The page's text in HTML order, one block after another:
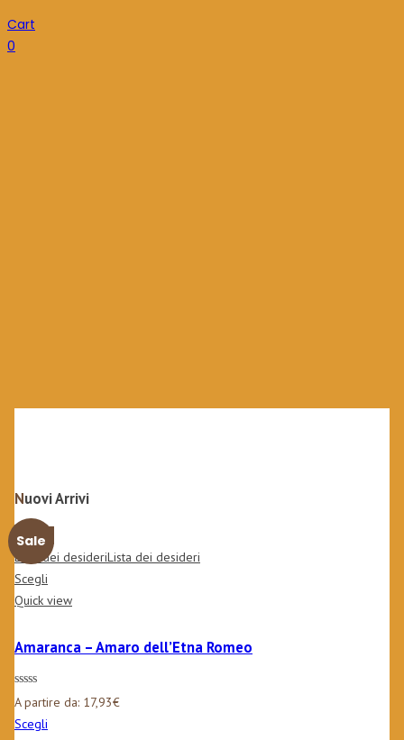
Cart
0
Nuovi Arrivi
Sale
Nuovo
Lista dei desideriLista dei desideri
Scegli
Quick view
Amaranca – Amaro dell’Etna Romeo
A partire da: 17,93€
Scegli